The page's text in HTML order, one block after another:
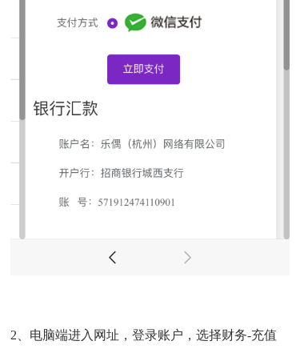
2、电脑端进入网址 ，登录账户，选择财务-充值